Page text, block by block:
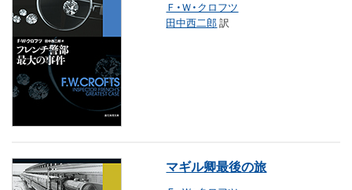
Ｆ・Ｗ・クロフツ
田中西二郎訳
マギル卿最後の旅